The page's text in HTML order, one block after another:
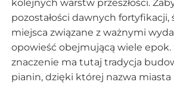
kolejnych warstw przeszłości.
pozostałości dawnych fortyfikacji,
miejsca związane z ważnymi
opowieść obejmującą wiele epok.
znaczenie ma tutaj tradycja
pianin, dzięki której nazwa miasta